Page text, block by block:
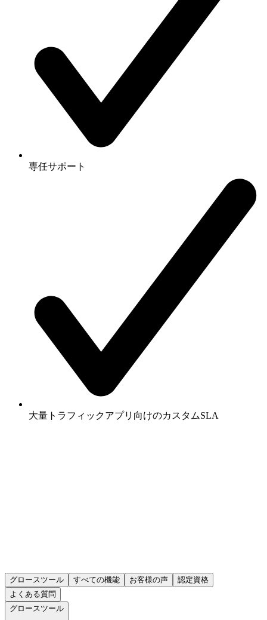
専任サポート
大量トラフィックアプリ向けのカスタムSLA
グロースツール すべての機能 お客様の声
認定資格
よくある質問
グロースツール